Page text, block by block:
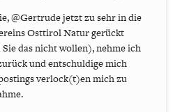
@Gertrude jetzt zu sehr in die
Osttirol Natur gerückt
das nicht wollen), nehme ich
und entschuldige mich
verlock(t)en mich zu